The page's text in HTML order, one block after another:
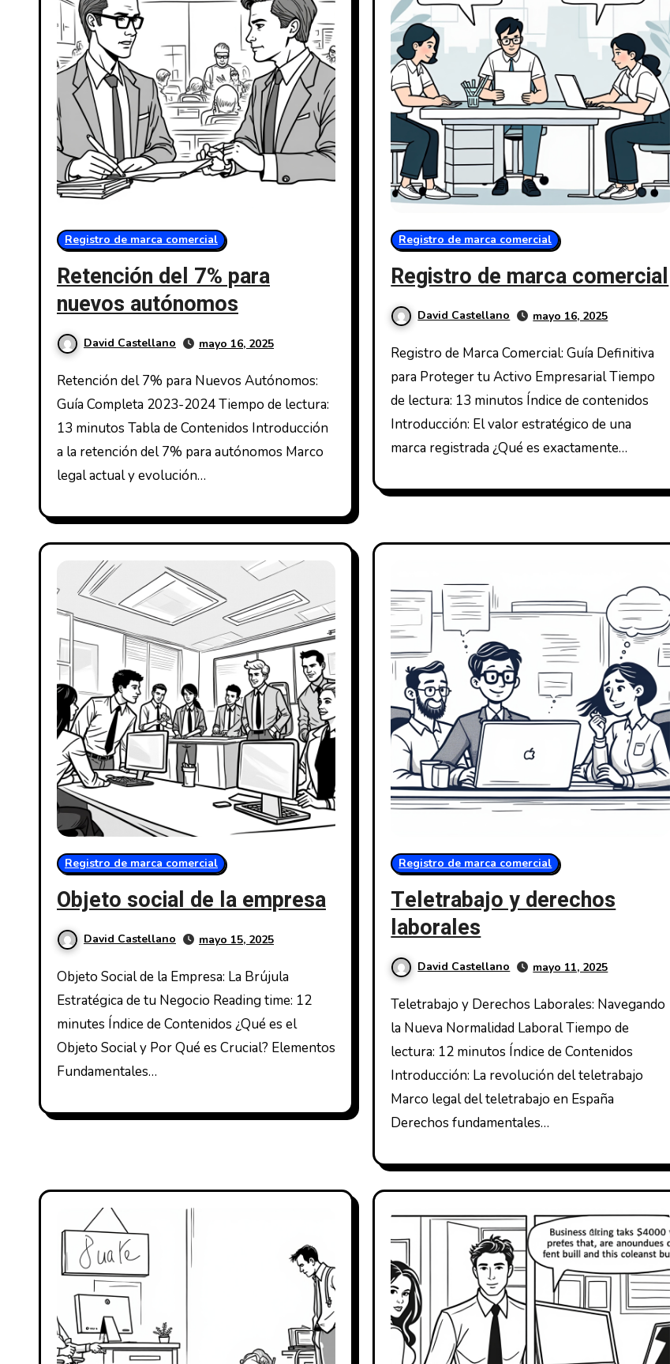
Registro de marca comercial
Retención del 7% para
nuevos autónomos
David Castellano mayo 16, 2025
Retención del 7% para Nuevos Autónomos:
Guía Completa 2023-2024 Tiempo de lectura:
13 minutos Tabla de Contenidos Introducción
a la retención del 7% para autónomos Marco
legal actual y evolución…
Registro de marca comercial
Registro de marca comercial
David Castellano mayo 16, 2025
Registro de Marca Comercial: Guía Definitiva
para Proteger tu Activo Empresarial Tiempo
de lectura: 13 minutos Índice de contenidos
Introducción: El valor estratégico de una
marca registrada ¿Qué es exactamente…
Registro de marca comercial
Objeto social de la empresa
David Castellano mayo 15, 2025
Objeto Social de la Empresa: La Brújula
Estratégica de tu Negocio Reading time: 12
minutes Índice de Contenidos ¿Qué es el
Objeto Social y Por Qué es Crucial? Elementos
Fundamentales…
Registro de marca comercial
Teletrabajo y derechos
laborales
David Castellano mayo 11, 2025
Teletrabajo y Derechos Laborales: Navegando
la Nueva Normalidad Laboral Tiempo de
lectura: 12 minutos Índice de Contenidos
Introducción: La revolución del teletrabajo
Marco legal del teletrabajo en España
Derechos fundamentales…